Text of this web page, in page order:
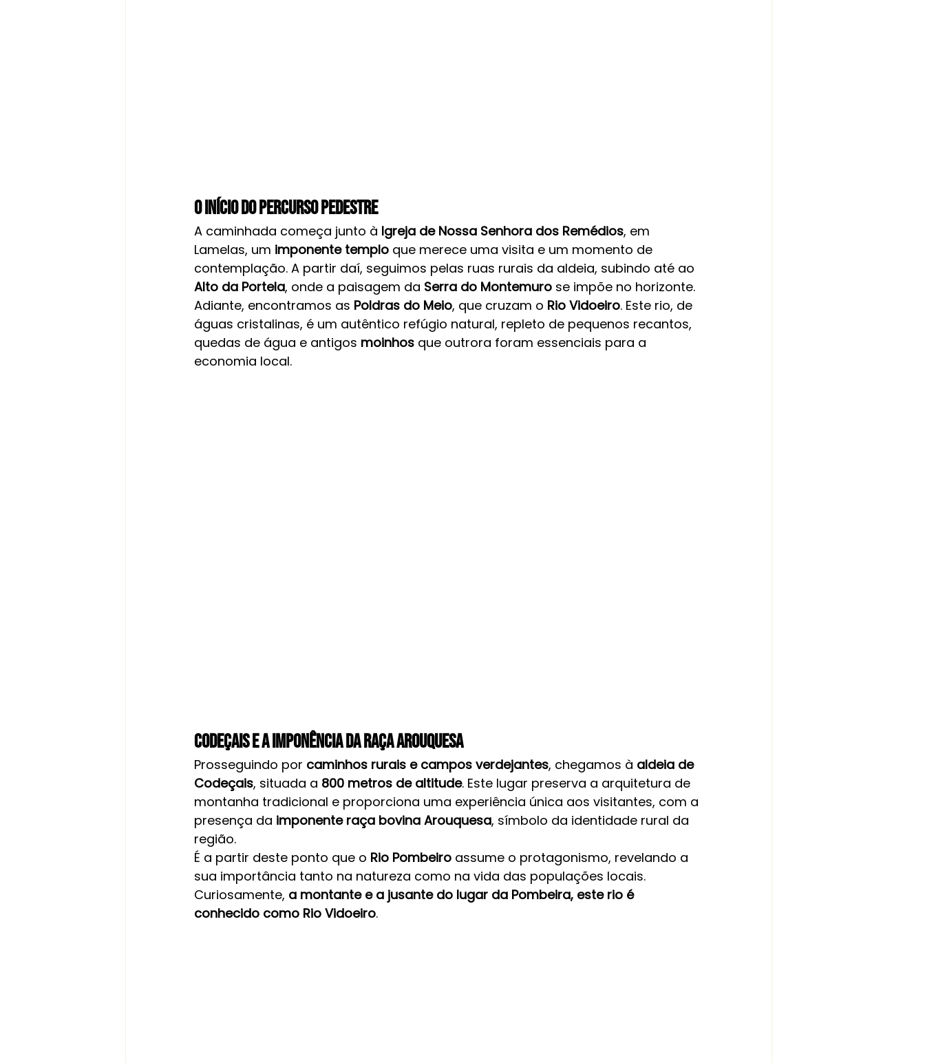
O Início do Percurso Pedestre
A caminhada começa junto à Igreja de Nossa Senhora dos Remédios, em
Lamelas, um imponente templo que merece uma visita e um momento de
contemplação. A partir daí, seguimos pelas ruas rurais da aldeia, subindo até ao
Alto da Portela, onde a paisagem da Serra do Montemuro se impõe no horizonte.
Adiante, encontramos as Poldras do Meio, que cruzam o Rio Vidoeiro. Este rio, de
águas cristalinas, é um autêntico refúgio natural, repleto de pequenos recantos,
quedas de água e antigos moinhos que outrora foram essenciais para a
economia local.
Codeçais e a Imponência da Raça Arouquesa
Prosseguindo por caminhos rurais e campos verdejantes, chegamos à aldeia de
Codeçais, situada a 800 metros de altitude. Este lugar preserva a arquitetura de
montanha tradicional e proporciona uma experiência única aos visitantes, com a
presença da imponente raça bovina Arouquesa, símbolo da identidade rural da
região.
É a partir deste ponto que o Rio Pombeiro assume o protagonismo, revelando a
sua importância tanto na natureza como na vida das populações locais.
Curiosamente, a montante e a jusante do lugar da Pombeira, este rio é
conhecido como Rio Vidoeiro.